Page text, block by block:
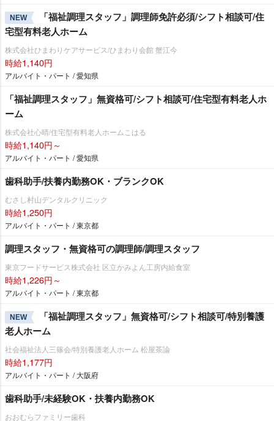
NEW
「福祉調理スタッフ」調理師免許必須/シフト相談可/住
宅型有料老人ホーム
株式会社ひまわりケアサービス/ひまわり会館 蟹江今
時給1,140円
アルバイト・パート / 愛知県
「福祉調理スタッフ」無資格可/シフト相談可/住宅型有料老人ホ
ーム
株式会社心晴/住宅型有料老人ホームこはる
時給1,140円～
アルバイト・パート / 愛知県
歯科助手/扶養内勤務OK・ブランクOK
むさし村山デンタルクリニック
時給1,250円
アルバイト・パート / 東京都
調理スタッフ・無資格可の調理師/調理スタッフ
東京フードサービス株式会社 区立かみよん工房内給食室
時給1,226円～
アルバイト・パート / 東京都
NEW
「福祉調理スタッフ」無資格可/シフト相談可/特別養護
老人ホーム
社会福祉法人三篠会/特別養護老人ホーム 松屋茶論
時給1,177円
アルバイト・パート / 大阪府
歯科助手/未経験OK・扶養内勤務OK
おおむらファミリー歯科